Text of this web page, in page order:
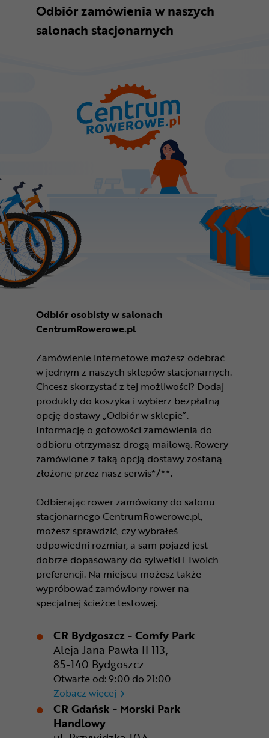
Odbiór zamówienia w naszych
salonach stacjonarnych
Odbiór osobisty w salonach
CentrumRowerowe.pl
Zamówienie internetowe możesz odebrać
w jednym z naszych sklepów stacjonarnych.
Chcesz skorzystać z tej możliwości? Dodaj
produkty do koszyka i wybierz bezpłatną
opcję dostawy „Odbiór w sklepie”.
Informację o gotowości zamówienia do
odbioru otrzymasz drogą mailową. Rowery
zamówione z taką opcją dostawy zostaną
złożone przez nasz serwis*/**.
Odbierając rower zamówiony do salonu
stacjonarnego CentrumRowerowe.pl,
możesz sprawdzić, czy wybrałeś
odpowiedni rozmiar, a sam pojazd jest
dobrze dopasowany do sylwetki i Twoich
preferencji. Na miejscu możesz także
wypróbować zamówiony rower na
specjalnej ścieżce testowej.
CR Bydgoszcz - Comfy Park
Aleja Jana Pawła II 113,
85-140 Bydgoszcz
Otwarte od: 9:00 do 21:00
Zobacz więcej CR Bydgoszcz - Comfy Park
CR Gdańsk - Morski Park
Handlowy